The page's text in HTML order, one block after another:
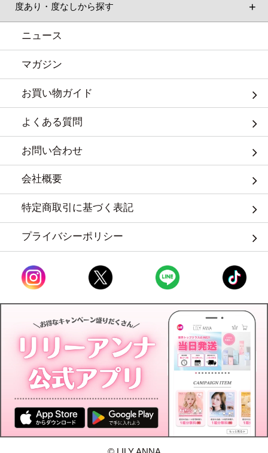
度あり・度なしから探す
ニュース
マガジン
お買い物ガイド
よくある質問
お問い合わせ
会社概要
特定商取引に基づく表記
プライバシーポリシー